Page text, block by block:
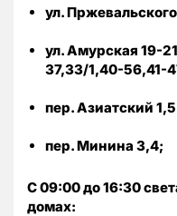
ул.
ул. Амурская 19-
37,33/1,40-56,41-
пер. Азиатский
пер. Минина 3,4;
С 09:00 до 16:30
домах: